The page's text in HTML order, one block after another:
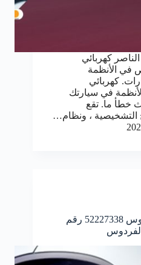
كهربائي
في الأنظمة
كهربائي
في سيارتك
خطأ ما. تقع
التشخيصية ، ونظام…
خدمة كهرباء السيارات الفردوس 52227338 رقم